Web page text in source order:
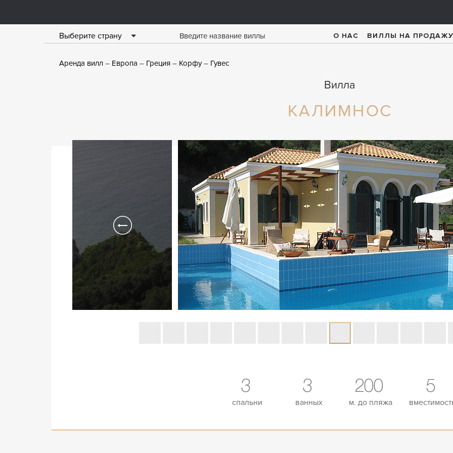
Выберите страну О НАС ВИЛЛЫ НА ПРОДАЖУ
Аренда вилл Европа Греция Корфу Гувес
Вилла
КАЛИМНОС
3
спальни
3
ванных
200
м. до пляжа
5